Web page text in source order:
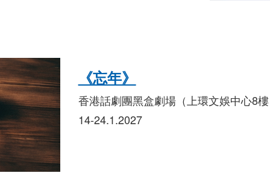
《忘年》
香港話劇團黑盒劇場（上環文娛中心8
14-24.1.2027